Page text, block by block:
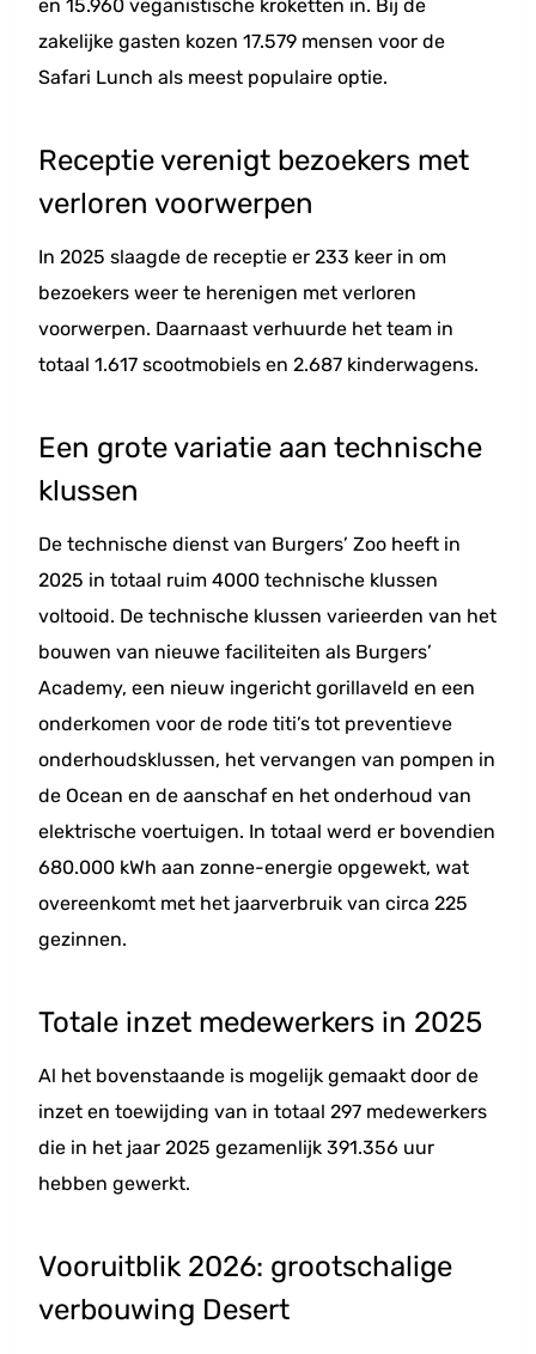
en 15.960 veganistische kroketten in. Bij de
zakelijke gasten kozen 17.579 mensen voor de
Safari Lunch als meest populaire optie.
Receptie verenigt bezoekers met
verloren voorwerpen
In 2025 slaagde de receptie er 233 keer in om
bezoekers weer te herenigen met verloren
voorwerpen. Daarnaast verhuurde het team in
totaal 1.617 scootmobiels en 2.687 kinderwagens.
Een grote variatie aan technische
klussen
De technische dienst van Burgers’ Zoo heeft in
2025 in totaal ruim 4000 technische klussen
voltooid. De technische klussen varieerden van het
bouwen van nieuwe faciliteiten als Burgers’
Academy, een nieuw ingericht gorillaveld en een
onderkomen voor de rode titi’s tot preventieve
onderhoudsklussen, het vervangen van pompen in
de Ocean en de aanschaf en het onderhoud van
elektrische voertuigen. In totaal werd er bovendien
680.000 kWh aan zonne-energie opgewekt, wat
overeenkomt met het jaarverbruik van circa 225
gezinnen.
Totale inzet medewerkers in 2025
Al het bovenstaande is mogelijk gemaakt door de
inzet en toewijding van in totaal 297 medewerkers
die in het jaar 2025 gezamenlijk 391.356 uur
hebben gewerkt.
Vooruitblik 2026: grootschalige
verbouwing Desert